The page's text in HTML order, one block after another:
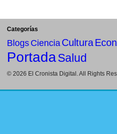
Categorías
BlogsCiencia Cultura
PortadaSalud
© 2026 El Cronista Digital . All Rights